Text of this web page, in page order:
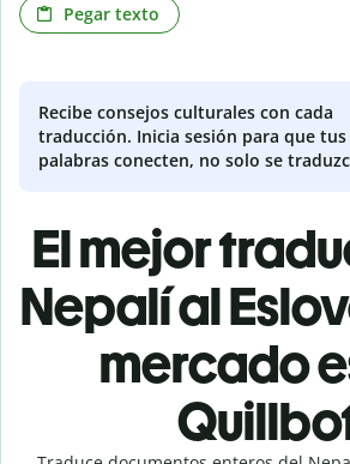
Pegar texto
Recibe consejos culturales con cada
traducción. Inicia sesión para que tus
palabras conecten, no solo se
El mejor
Nepalí al
mercado